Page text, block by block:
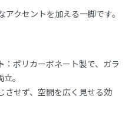
クセントを加える一脚です。
：ポリカーボネート製で、ガラ
。
させず、空間を広く見せる効